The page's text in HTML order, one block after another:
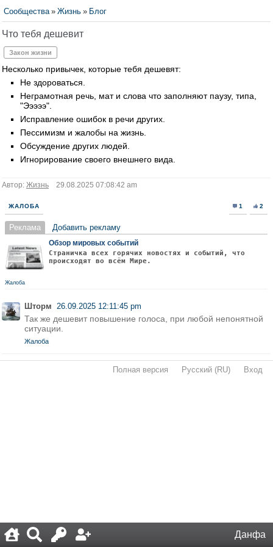
Данфа
Сообщества » Жизнь » Блог
Что тебя дешевит
Закон жизни
Несколько привычек, которые тебя дешевят:
Не здороваться.
Неграмотная речь, мат и слова что заполняют паузу, типа,
"Эээээ".
Исправление ошибок в речи других.
Пессимизм и жалобы на жизнь.
Обсуждение других людей.
Игнорирование своего внешнего вида.
Автор: Жизнь 29.08.2025 07:08:42 am
ЖАЛОБА 1 2
Реклама Добавить рекламу
Обзор мировых событий
Страничка всех горячих новостях и событий, что
происходят во всём Мире.
Жалоба
Шторм 26.09.2025 12:11:45 pm
Так же дешевит повышение голоса, при любой непонятной
ситуации.
Жалоба
Полная версия Русский (RU) Вход